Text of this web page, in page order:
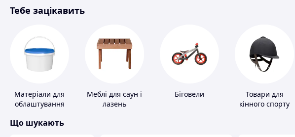
Спорт і відпочинок
Тебе зацікавить
Матеріали для
облаштування
підлог
Меблі для саун і
лазень
Біговели
Товари для
кінного спорту
Що шукають